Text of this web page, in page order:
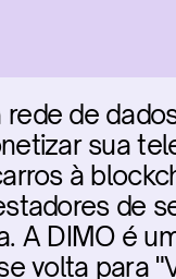
rede de
sua
à
de
A DIMO é
volta para